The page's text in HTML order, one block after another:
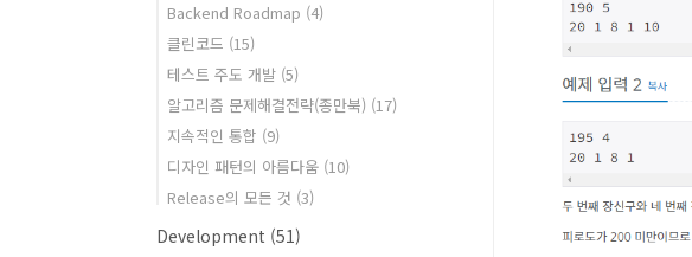
Backend Roadmap (4)
클린코드 (15)
테스트 주도 개발 (5)
알고리즘 문제해결전략(종만북) (17)
지속적인 통합 (9)
디자인 패턴의 아름다움 (10)
Release의 모든 것 (3)
Development (51)